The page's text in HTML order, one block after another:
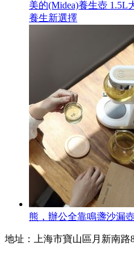
美的(Midea)養生壺
養生新選擇
熊，辦公全靠鳴盞沙漏
地址：上海市寶山區月新南路